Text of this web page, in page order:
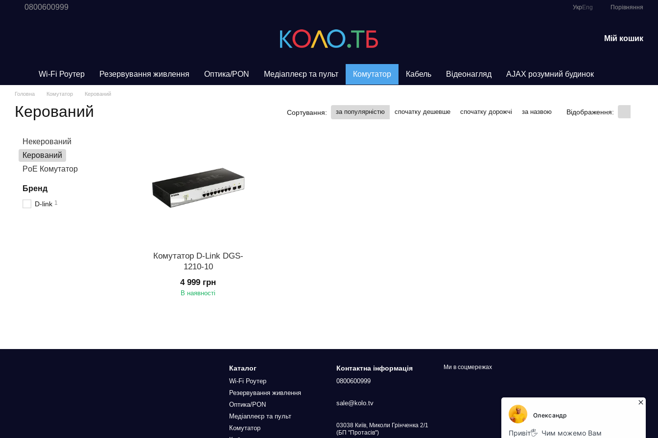
Перейти до основного контенту
0800600999 Укр Eng Порівняння
Мій кошик
Wi-Fi Роутер Резервування живлення Оптика/PON Медіаплеєр та пульт Комутатор Кабель Відеонагляд AJAX розумний будинок
Головна Комутатор Керований
Керований Сортування: за популярністю спочатку дешевше спочатку дорожчі за назвою Відображення:
Комутатор D-Link DGS-
1210-10
4 999 грн
В наявності
Некерований
Керований
PoE Комутатор
Бренд
D-link 1
Каталог
Wi-Fi Роутер
Резервування живлення
Оптика/PON
Медіаплеєр та пульт
Комутатор
Контактна інформація
0800600999
sale@kolo.tv
03038 Київ, Миколи Грінченка 2/1
(БП "Протасів")
Ми в соцмережах